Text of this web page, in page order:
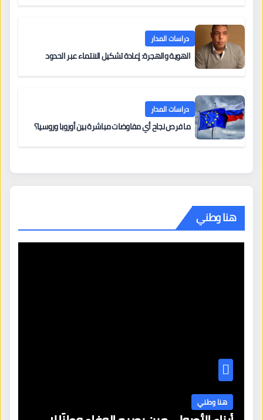
دراسات المدار
الهوية والهجرة: إعادة تشكيل الانتماء عبر الحدود
دراسات المدار
ما فرص نجاح أي مفاوضات مباشرة بين أوروبا وروسيا؟
هنا وطني
هنا وطني